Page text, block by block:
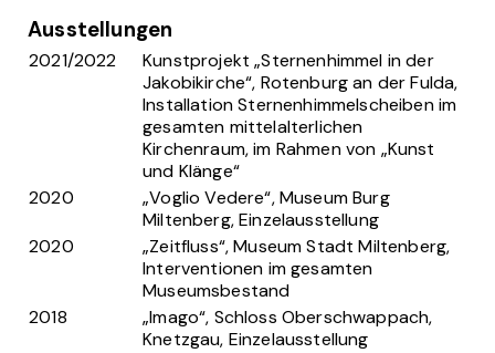
Ausstellungen
2021/2022
Kunstprojekt „Sternenhimmel in der
Jakobikirche“, Rotenburg an der Fulda,
Installation Sternenhimmelscheiben im
gesamten mittelalterlichen
Kirchenraum, im Rahmen von „Kunst
und Klänge“
2020
„Voglio Vedere“, Museum Burg
Miltenberg, Einzelausstellung
2020
„Zeitfluss“, Museum Stadt Miltenberg,
Interventionen im gesamten
Museumsbestand
2018
„Imago“, Schloss Oberschwappach,
Knetzgau, Einzelausstellung